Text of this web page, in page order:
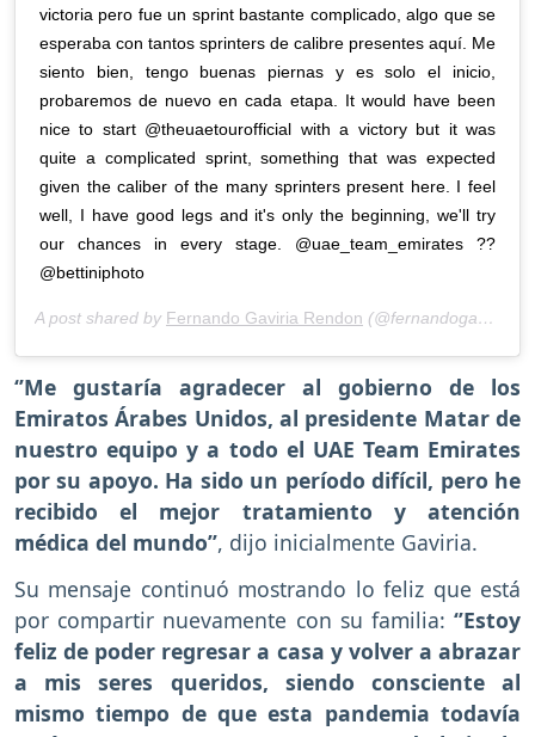
victoria pero fue un sprint bastante complicado, algo que se
esperaba con tantos sprinters de calibre presentes aquí. Me
siento bien, tengo buenas piernas y es solo el inicio,
probaremos de nuevo en cada etapa. It would have been
nice to start @theuaetourofficial with a victory but it was
quite a complicated sprint, something that was expected
given the caliber of the many sprinters present here. I feel
well, I have good legs and it's only the beginning, we'll try
our chances in every stage. @uae_team_emirates ??
@bettiniphoto
A post shared by Fernando Gaviria Rendon (@fernandogaviriarendon) on
‘’Me gustaría agradecer al gobierno de los
Emiratos Árabes Unidos, al presidente Matar de
nuestro equipo y a todo el UAE Team Emirates
por su apoyo. Ha sido un período difícil, pero he
recibido el mejor tratamiento y atención
médica del mundo’’, dijo inicialmente Gaviria.
Su mensaje continuó mostrando lo feliz que está
por compartir nuevamente con su familia: ‘’Estoy
feliz de poder regresar a casa y volver a abrazar
a mis seres queridos, siendo consciente al
mismo tiempo de que esta pandemia todavía